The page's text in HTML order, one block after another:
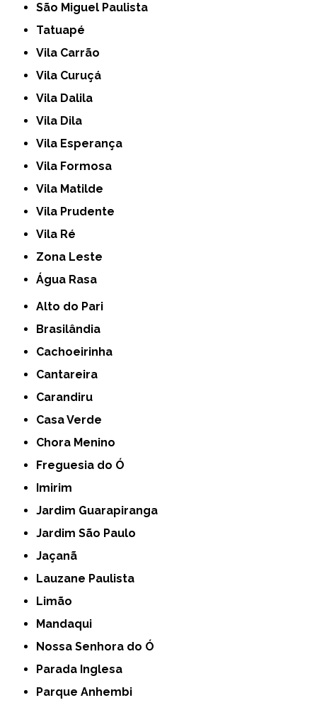
São Miguel Paulista
Tatuapé
Vila Carrão
Vila Curuçá
Vila Dalila
Vila Dila
Vila Esperança
Vila Formosa
Vila Matilde
Vila Prudente
Vila Ré
Zona Leste
Água Rasa
Alto do Pari
Brasilândia
Cachoeirinha
Cantareira
Carandiru
Casa Verde
Chora Menino
Freguesia do Ó
Imirim
Jardim Guarapiranga
Jardim São Paulo
Jaçanã
Lauzane Paulista
Limão
Mandaqui
Nossa Senhora do Ó
Parada Inglesa
Parque Anhembi